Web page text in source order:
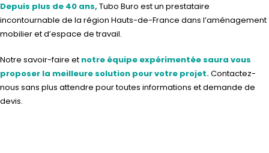
Depuis plus de 40 ans, Tubo Buro est un prestataire
incontournable de la région Hauts-de-France dans l’aménagement
mobilier et d’espace de travail.
Notre savoir-faire et notre équipe expérimentée saura vous
proposer la meilleure solution pour votre projet.Contactez-
nous sans plus attendre pour toutes informations et demande de
devis.